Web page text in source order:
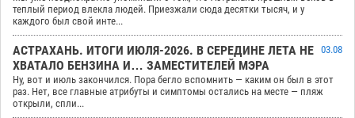
теплый период влекла людей. Приезжали сюда десятки тысяч, и у
каждого был свой инте...
АСТРАХАНЬ. ИТОГИ ИЮЛЯ-2026. В СЕРЕДИНЕ ЛЕТА НЕ
ХВАТАЛО БЕНЗИНА И… ЗАМЕСТИТЕЛЕЙ МЭРА
03.08
Ну, вот и июль закончился. Пора бегло вспомнить — каким он был в этот
раз. Нет, все главные атрибуты и симптомы остались на месте — пляж
открыли, спли...